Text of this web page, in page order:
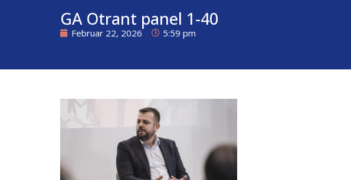
GA Otrant panel 1-40
Februar 22, 2026 5:59 pm